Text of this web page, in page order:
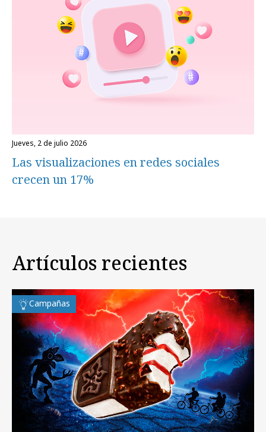
jueves, 2 de julio 2026
Las visualizaciones en redes sociales
crecen un 17%
Artículos recientes
Campañas